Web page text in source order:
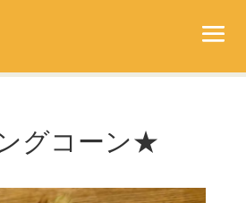
グコーン★